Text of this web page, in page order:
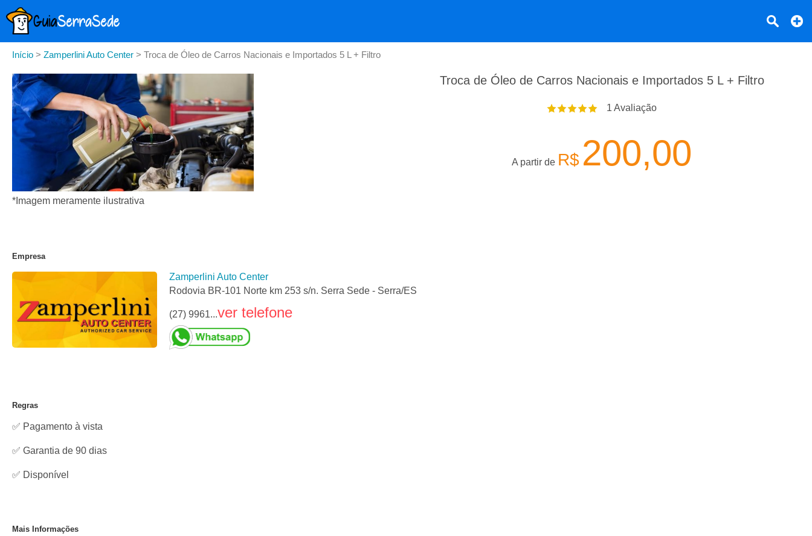
Início > Zamperlini Auto Center > Troca de Óleo de Carros Nacionais e Importados 5 L + Filtro
*Imagem meramente ilustrativa
Troca de Óleo de Carros Nacionais e Importados 5 L + Filtro
1 Avaliação
A partir de R$ 200,00
Empresa
Zamperlini Auto Center
Rodovia BR-101 Norte km 253 s/n. Serra Sede - Serra/ES
(27) 9961...ver telefone
Regras
✅ Pagamento à vista
✅ Garantia de 90 dias
✅ Disponível
Mais Informações